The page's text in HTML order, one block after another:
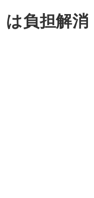
は負担解消